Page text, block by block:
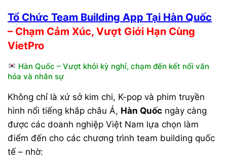
Tổ Chức Team Building App Tại Hàn Quốc
– Chạm Cảm Xúc, Vượt Giới Hạn Cùng
VietPro
Hàn Quốc – Vượt khỏi kỳ nghỉ, chạm đến kết nối văn
hóa và nhân sự
Không chỉ là xứ sở kim chi, K-pop và phim truyền
hình nổi tiếng khắp châu Á, Hàn Quốc ngày càng
được các doanh nghiệp Việt Nam lựa chọn làm
điểm đến cho các chương trình team building quốc
tế – nhờ: